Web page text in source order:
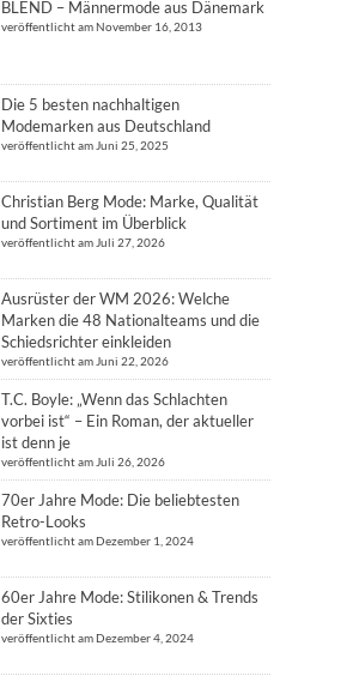
BLEND – Männermode aus Dänemark
veröffentlicht am November 16, 2013
Die 5 besten nachhaltigen
Modemarken aus Deutschland
veröffentlicht am Juni 25, 2025
Christian Berg Mode: Marke, Qualität
und Sortiment im Überblick
veröffentlicht am Juli 27, 2026
Ausrüster der WM 2026: Welche
Marken die 48 Nationalteams und die
Schiedsrichter einkleiden
veröffentlicht am Juni 22, 2026
T.C. Boyle: „Wenn das Schlachten
vorbei ist“ – Ein Roman, der aktueller
ist denn je
veröffentlicht am Juli 26, 2026
70er Jahre Mode: Die beliebtesten
Retro-Looks
veröffentlicht am Dezember 1, 2024
60er Jahre Mode: Stilikonen & Trends
der Sixties
veröffentlicht am Dezember 4, 2024